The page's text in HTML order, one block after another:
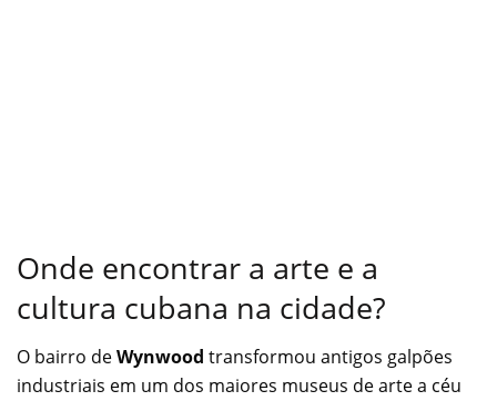
Onde encontrar a arte e a
cultura cubana na cidade?
O bairro deWynwood transformou antigos galpões
industriais em um dos maiores museus de arte a céu